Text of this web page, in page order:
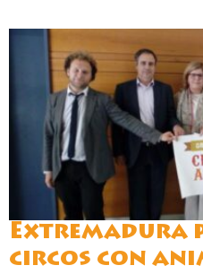
Extremadura
circos con